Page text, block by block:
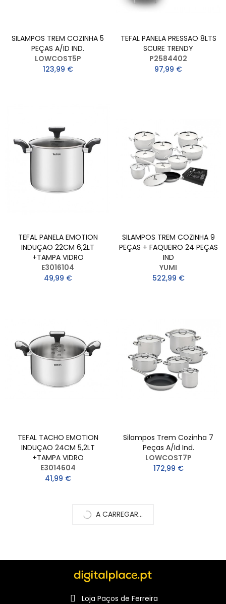
SILAMPOS TREM COZINHA 5
PEÇAS A/ID IND.
LOWCOST5P
123,99 €
TEFAL PANELA PRESSAO 8LTS
SCURE TRENDY
P2584402
97,99 €
TEFAL PANELA EMOTION
INDUÇAO 22CM 6,2LT
+TAMPA VIDRO
E3016104
49,99 €
SILAMPOS TREM COZINHA 9
PEÇAS + FAQUEIRO 24 PEÇAS
IND
YUMI
522,99 €
TEFAL TACHO EMOTION
INDUÇAO 24CM 5,2LT
+TAMPA VIDRO
E3014604
41,99 €
Silampos Trem Cozinha 7
Peças A/Id Ind.
LOWCOST7P
172,99 €
A CARREGAR...
Loja Paços de Ferreira